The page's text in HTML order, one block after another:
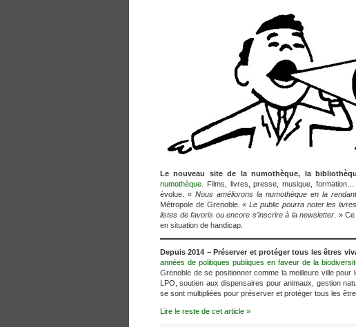
Le nouveau site de la numothèque, la
numothèque . Films, livres, presse, musique,
évolue. «Nous améliorons la numothèque en la
Métropole de Grenoble. « Le public pourra noter les
listes de favoris ou encore s’inscrire à la newsletter. »
en situation de handicap.
Depuis 2014 – Préserver et protéger tous les êtres
années de politiques publiques en faveur de la
Grenoble de se positionner comme la meilleure ville
LPO, soutien aux dispensaires pour animaux, gestion
se sont multipliées pour préserver et protéger tous les
Lire le reste de cet article »